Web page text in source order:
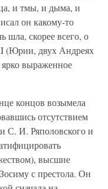
и тмы, и дыма, и
он какому-то
шла, скорее всего, о
(Юрии, двух Андреях
выраженное
концов возымела
отсутствием
С. И. Ряполовского и
высшие
с престола. Он